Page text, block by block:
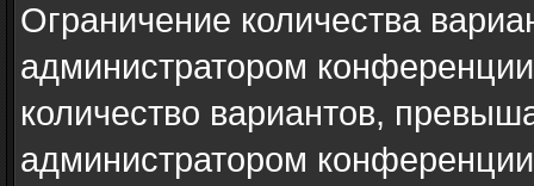
Ограничение количества
администратором
количество вариантов,
администратором